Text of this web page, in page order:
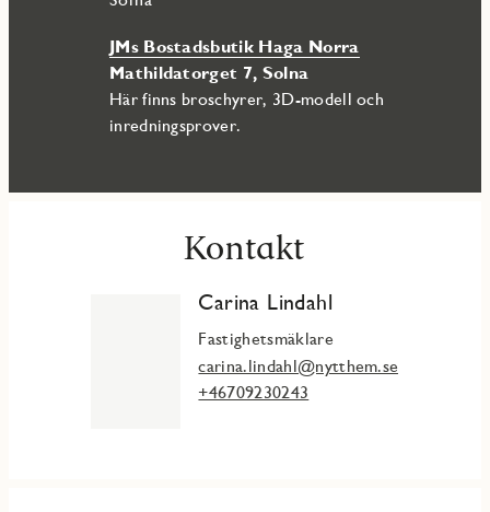
JMs Bostadsbutik Haga Norra
Mathildatorget 7, Solna
Här finns broschyrer, 3D-modell och
inredningsprover.
Kontakt
Carina Lindahl
Fastighetsmäklare
carina.lindahl@nytthem.se
+46709230243